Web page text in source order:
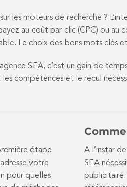
les moteurs de recherche ?
au coût par clic (CPC) ou
Le choix des bons mots clés
SEA, c’est un gain de
compétences et le recul
étape
votre
pour quelles
A l’instar
SEA